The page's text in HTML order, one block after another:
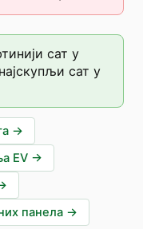
сат у
најскупљи сат у
→
EV →
панела →